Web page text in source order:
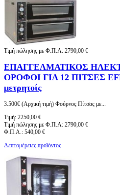
Τιμή πώλησης με Φ.Π.Α: 2790,00 €
ΕΠΑΓΓΕΛΜΑΤΙΚΟΣ
ΟΡΟΦΟΙ ΓΙΑ 12 ΠΙΤΣΕΣ
μετρητοίς
3.500€ (Αρχική τιμή) Φούρνος Πίτσας με...
Τιμή: 2250,00 €
Τιμή πώλησης με Φ.Π.Α: 2790,00 €
Φ.Π.Α.: 540,00 €
Λεπτομέρειες προϊόντος